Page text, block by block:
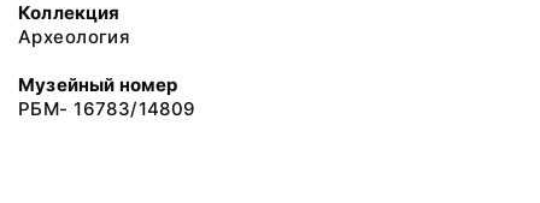
Коллекция
Археология
Музейный номер
РБМ- 16783/14809